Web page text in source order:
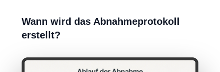
Wann wird das Abnahmeprotokoll
erstellt?